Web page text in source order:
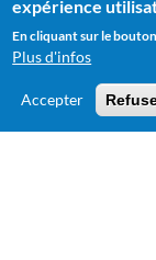
expérience
En cliquant sur le
Plus d'infos
Accepter